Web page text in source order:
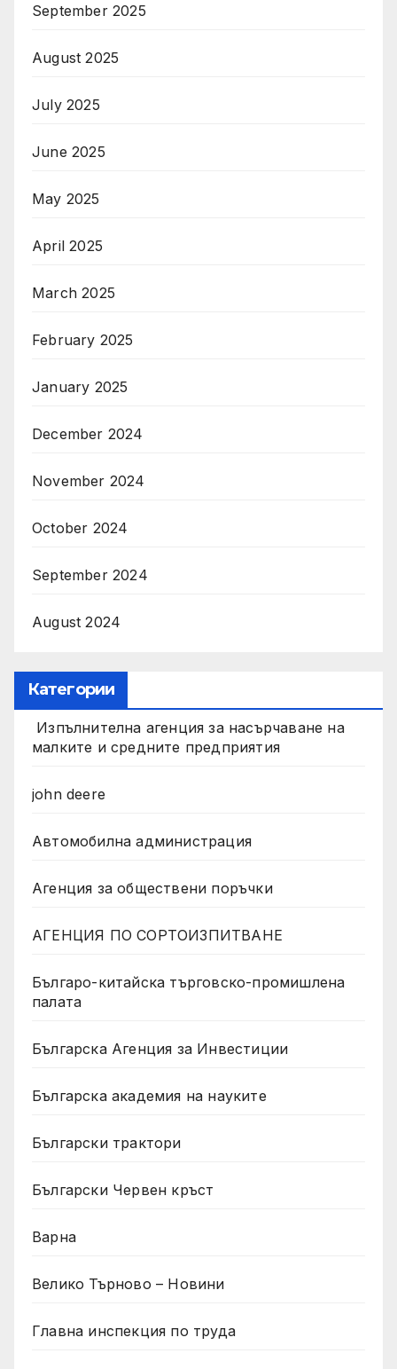
September 2025
August 2025
July 2025
June 2025
May 2025
April 2025
March 2025
February 2025
January 2025
December 2024
November 2024
October 2024
September 2024
August 2024
Категории
Изпълнителна агенция за насърчаване на
малките и средните предприятия
john deere
Автомобилна администрация
Агенция за обществени поръчки
АГЕНЦИЯ ПО СОРТОИЗПИТВАНЕ
Българо-китайска търговско-промишлена
палата
Българска Агенция за Инвестиции
Българска академия на науките
Български трактори
Български Червен кръст
Варна
Велико Търново – Новини
Главна инспекция по труда